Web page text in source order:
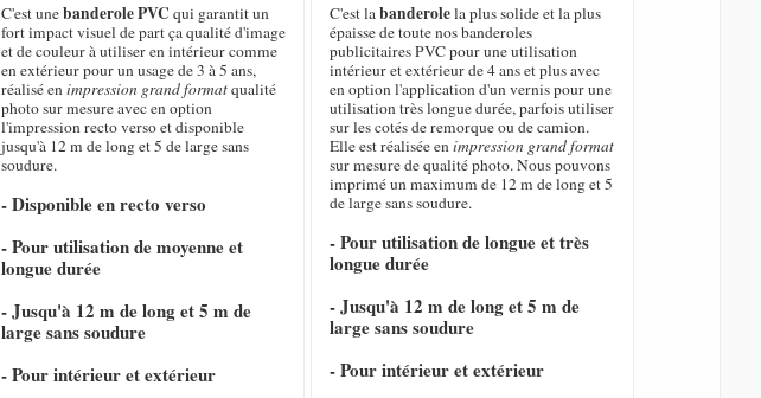
C'est unebanderole PVC qui garantit un
fort impact visuel de part ça qualité d'image
et de couleur à utiliser en intérieur comme
en extérieur pour un usage de 3 à 5 ans,
réalisé enimpression grand formatqualité
photo sur mesure avec en option
l'impression recto verso et disponible
jusqu'à 12 m de long et 5 de large sans
soudure.
- Disponible en recto verso
- Pour utilisation de moyenne et
longue durée
- Jusqu'à 12 m de long et 5 m de
large sans soudure
- Pour intérieur et extérieur
C'est labanderolela plus solide et la plus
épaisse de toute nos banderoles
publicitaires PVC pour une utilisation
intérieur et extérieur de 4 ans et plus avec
en option l'application d'un vernis pour une
utilisation très longue durée, parfois utiliser
sur les cotés de remorque ou de camion.
Elle est réalisée enimpression grand format
sur mesure de qualité photo. Nous pouvons
imprimé un maximum de 12 m de long et 5
de large sans soudure.
- Pour utilisation de longue et très
longue durée
- Jusqu'à 12 m de long et 5 m de
large sans soudure
- Pour intérieur et extérieur